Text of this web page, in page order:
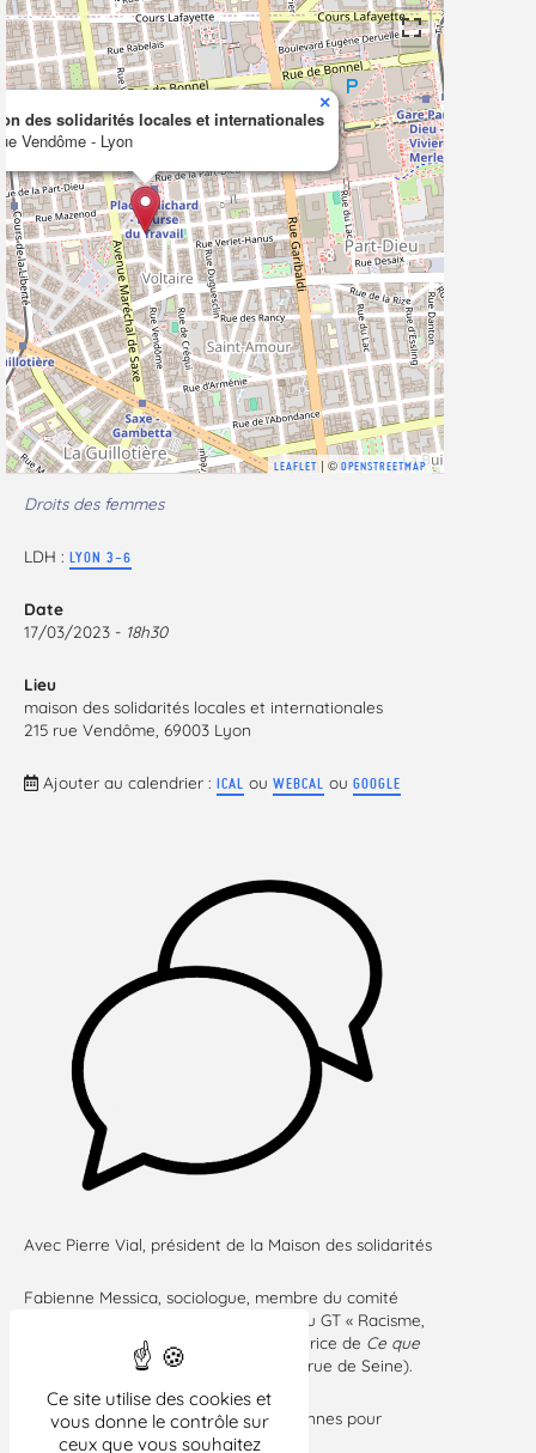
Ce site utilise des cookies et
vous donne le contrôle sur
ceux que vous souhaitez
des solidarités locales et internationales
Vendôme - Lyon
×
LEAFLET | ©OPENSTREETMAP
Droits des femmes
LDH : LYON 3-6
Date
17/03/2023 - 18h30
Lieu
maison des solidarités locales et internationales
215 rue Vendôme, 69003 Lyon
Ajouter au calendrier : ICAL ou WEBCAL ou GOOGLE
Avec Pierre Vial, président de la Maison des solidarités
Fabienne Messica, sociologue, membre du comité
national de la LDH et co animatrice du GT « Racisme,
antisémitisme et discriminations ». Autrice de Ce que
n’est pas le féminisme
(2022 éditions rue de Seine).
Martine Meheut, fondatrice de Citoyennes pour
l’Europe